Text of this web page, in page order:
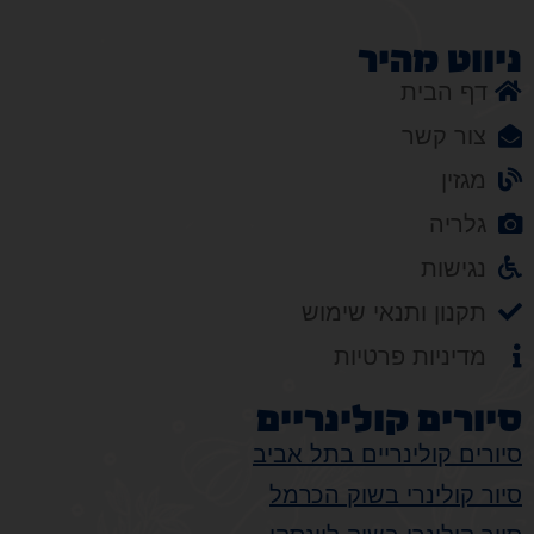
ניווט מהיר
דף הבית
צור קשר
מגזין
גלריה
נגישות
תקנון ותנאי שימוש
מדיניות פרטיות
סיורים קולינריים
סיורים קולינריים בתל אביב
סיור קולינרי בשוק הכרמל